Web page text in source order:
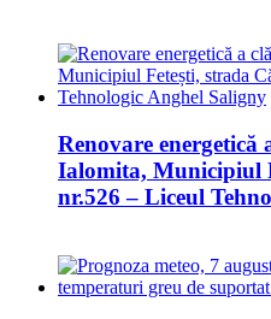
Renovare
Ialomita, Municipiul
nr.526 – Liceul